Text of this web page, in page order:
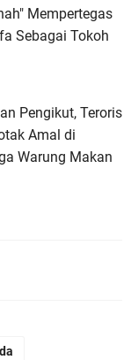
Mempertegas
Sebagai Tokoh
Pengikut, Teroris
Amal di
Warung Makan